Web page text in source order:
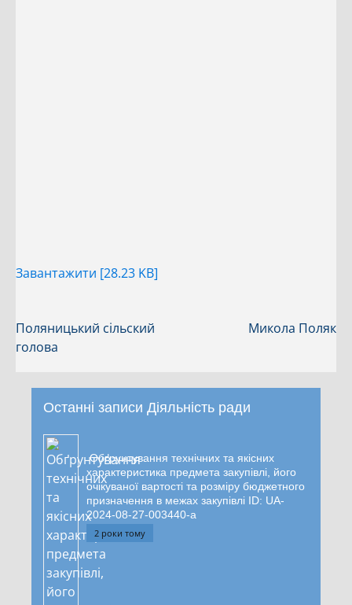
Завантажити [28.23 KB]
Поляницький сільский
голова
Микола Поляк
Останні записи Діяльність ради
Обґрунтування технічних та якісних
характеристика предмета закупівлі, його
очікуваної вартості та розміру бюджетного
призначення в межах закупівлі ID: UA-
2024-08-27-003440-a
2 роки тому